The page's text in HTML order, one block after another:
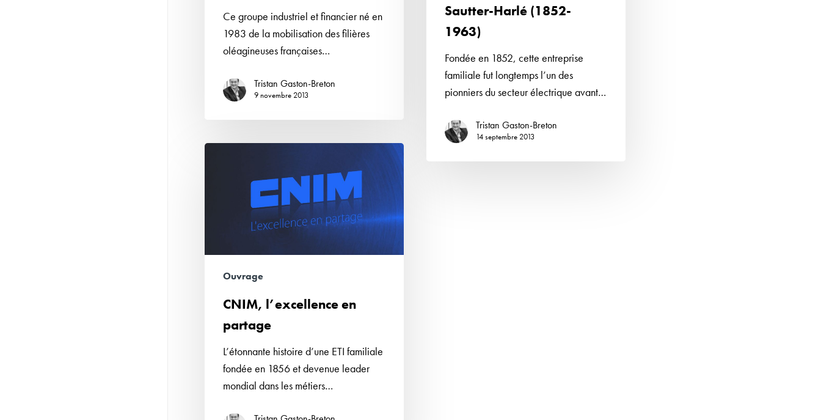
Ce groupe industriel et financier né en
1983 de la mobilisation des filières
oléagineuses françaises…
Tristan Gaston-Breton
9 novembre 2013
Sautter-Harlé (1852-
1963)
Fondée en 1852, cette entreprise
familiale fut longtemps l’un des
pionniers du secteur électrique avant…
Tristan Gaston-Breton
14 septembre 2013
Ouvrage
CNIM, l’excellence en
partage
L’étonnante histoire d’une ETI familiale
fondée en 1856 et devenue leader
mondial dans les métiers…